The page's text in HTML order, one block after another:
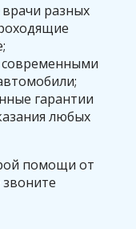
разных
современными
гарантии
любых
помощи от